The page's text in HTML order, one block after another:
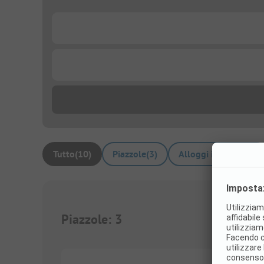
Tutto(10) Piazzole(3) Alloggi in affitto
Piazzole: 3